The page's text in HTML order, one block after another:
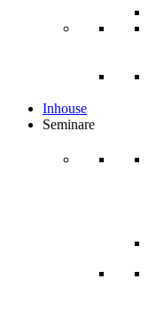
Inhouse
Seminare